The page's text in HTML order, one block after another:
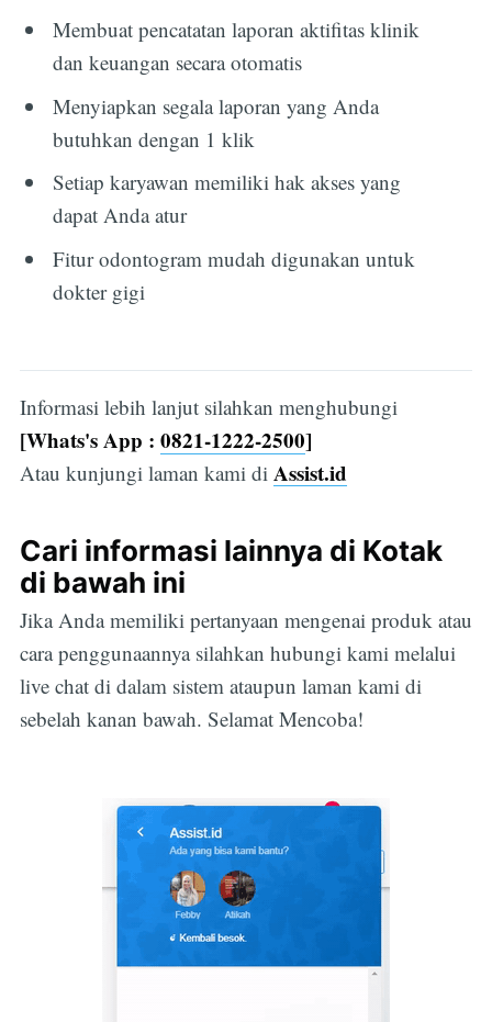
Membuat pencatatan laporan aktifitas klinik
dan keuangan secara otomatis
Menyiapkan segala laporan yang Anda
butuhkan dengan 1 klik
Setiap karyawan memiliki hak akses yang
dapat Anda atur
Fitur odontogram mudah digunakan untuk
dokter gigi
Informasi lebih lanjut silahkan menghubungi
[Whats's App : 0821-1222-2500]
Atau kunjungi laman kami di Assist.id
Cari informasi lainnya di Kotak
di bawah ini
Jika Anda memiliki pertanyaan mengenai produk atau
cara penggunaannya silahkan hubungi kami melalui
live chat di dalam sistem ataupun laman kami di
sebelah kanan bawah. Selamat Mencoba!
Subscribe